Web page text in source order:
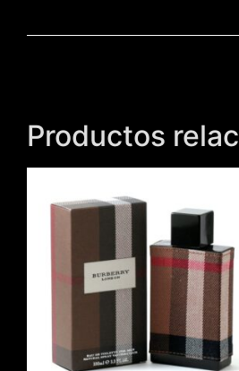
Productos